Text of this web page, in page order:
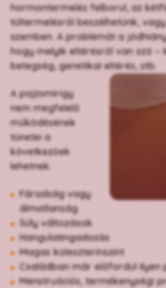
hormontermelés felborul, az
túltermelésről beszélhetünk,
szemben. A problémát a
hogy melyik eltérésről van szó
betegség, genetikai eltérés, stb.
A pajzsmirigy
nem megfelelő
működésének
tünetei a
következőek
lehetnek:
Fáradság vagy
álmatlanság
Súly változások
Hangulatingadozás
Magas koleszterinszint
Családban már előfordul ilyen
Menstruációs, termékenységi